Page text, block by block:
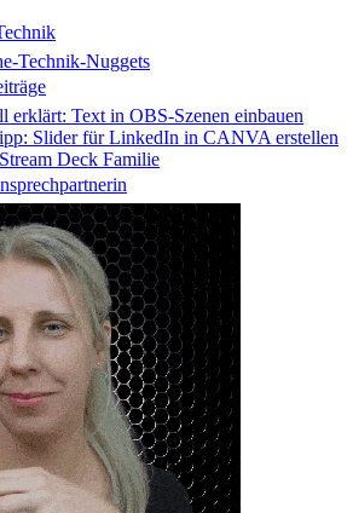
Technik-Nuggets
erklärt: Text in OBS-Szenen einbauen
Slider für LinkedIn in CANVA erstellen
Deck Familie